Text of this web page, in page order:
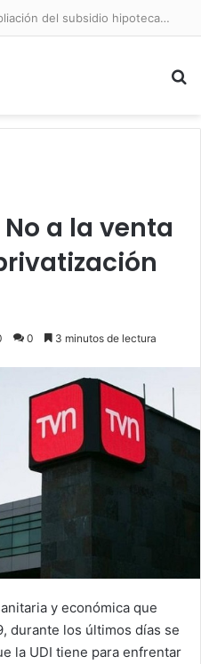
Diputado Sabat celebra ampliación del subsidio hipotecario con viviendas de hasta 6.000 UF
a la venta
0 3 minutos de lectura
y económica que
durante los últimos días se
la UDI tiene para enfrentar